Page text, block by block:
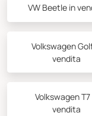
VW Beetle in
Volkswagen
vendita
Volkswagen T7
vendita